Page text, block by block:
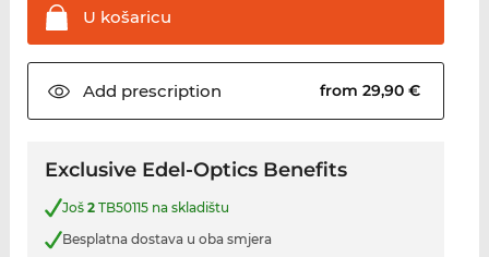
U košaricu
Add prescription from 29,90 €
Exclusive Edel-Optics Benefits
Još 2TB50115 na skladištu
Besplatna dostava u oba smjera